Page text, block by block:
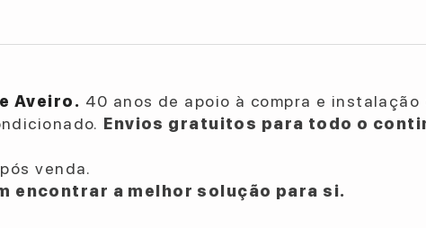
Aveiro. 40 anos de apoio à compra e instalação
Envios gratuitos para todo o
venda.
encontrar a melhor solução para si.